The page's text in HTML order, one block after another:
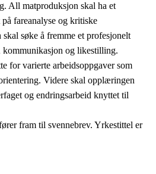
All matproduksjon skal ha et
fareanalyse og kritiske
søke å fremme et profesjonelt
kommunikasjon og likestilling.
for varierte arbeidsoppgaver som
Videre skal opplæringen
og endringsarbeid knyttet til
fram til svennebrev. Yrkestittel er